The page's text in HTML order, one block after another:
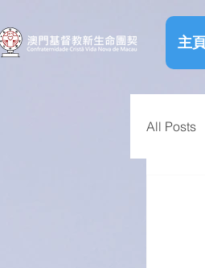
主
All Posts
相